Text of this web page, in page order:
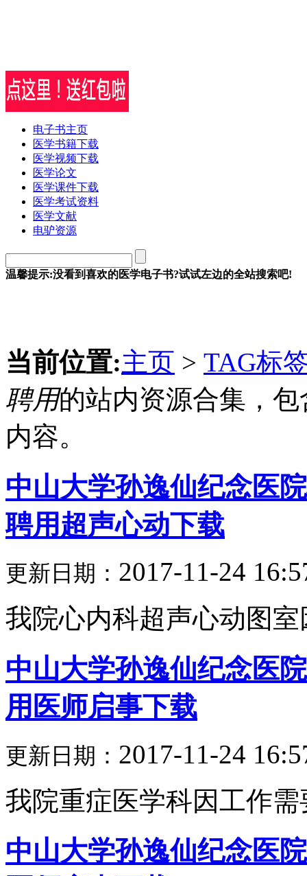
电子书主页
医学书籍下载
医学视频下载
医学论文
医学课件下载
医学考试资料
医学文献
电驴资源
温馨提示:没看到喜欢的医学电子书?试试左边的全站搜索吧!
当前位置:主页 > TAG标
聘用的站内资源合集，
内容。
中山大学孙逸仙纪念医
聘用超声心动下载
更新日期： 2017-11-24
我院心内科超声心动图
中山大学孙逸仙纪念医
用医师启事下载
更新日期： 2017-11-24
我院重症医学科因工作
中山大学孙逸仙纪念医